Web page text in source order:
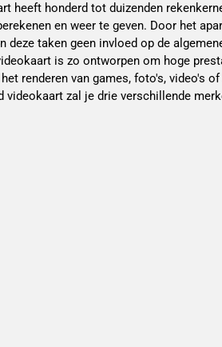
heeft honderd tot duizenden
en weer te geven. Door het
deze taken geen invloed op de
is zo ontworpen om hoge
renderen van games, foto's, video's
videokaart zal je drie verschillende